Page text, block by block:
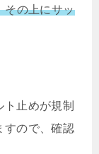
その上にサッ
止めが規制
すので、確認